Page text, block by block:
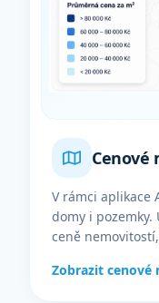
Cenové
V rámci aplikace
domy i
ceně
Zobrazit cenové